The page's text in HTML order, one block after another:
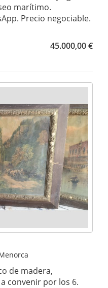
marítimo.
Precio negociable.
45.000,00 €
de madera,
convenir por los 6.